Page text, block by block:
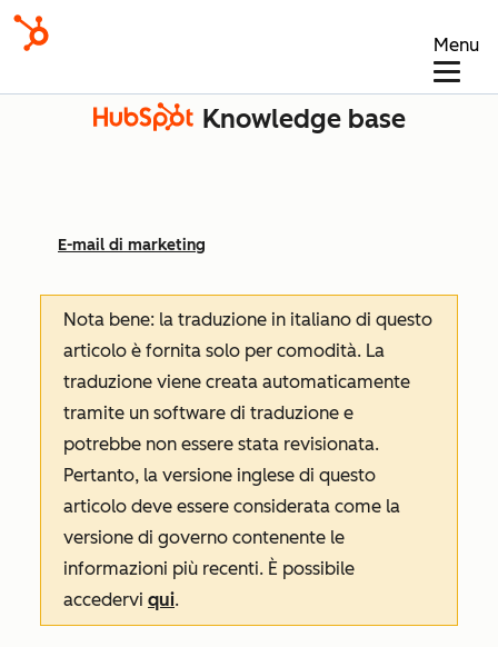
Menu
Knowledge base
E-mail di marketing
Nota bene: la traduzione in italiano di questo
articolo è fornita solo per comodità. La
traduzione viene creata automaticamente
tramite un software di traduzione e
potrebbe non essere stata revisionata.
Pertanto, la versione inglese di questo
articolo deve essere considerata come la
versione di governo contenente le
informazioni più recenti. È possibile
accedervi qui.